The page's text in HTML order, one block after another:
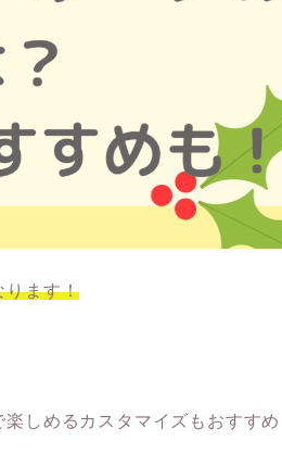
ります！
しめるカスタマイズもおすすめ